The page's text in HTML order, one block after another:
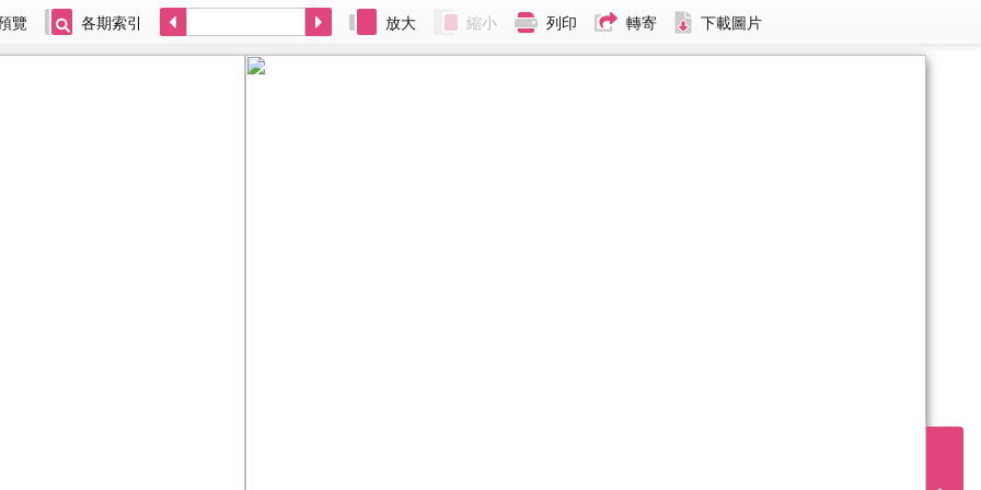
覽 各期索引 放大 縮小 列印 轉寄 下載圖片